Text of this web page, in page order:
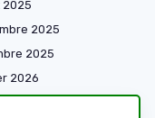
2025
2025
2026